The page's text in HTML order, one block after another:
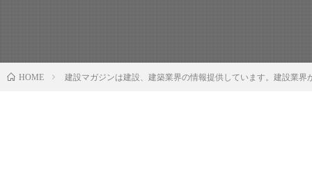
HOME 建設マガジンは建設、建築業界の情報提供しています。建設業